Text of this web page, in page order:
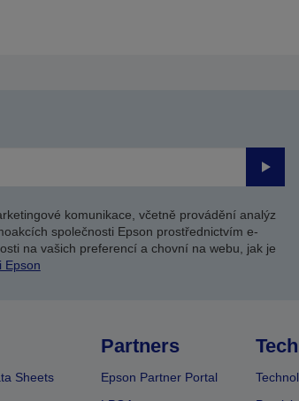
Odeslat
komunikace, včetně provádění analýz
společnosti Epson prostřednictvím e-
na vašich preferencí a chovní na webu, jak je
Epson
Sheets
Partners
Epson Partner Portal